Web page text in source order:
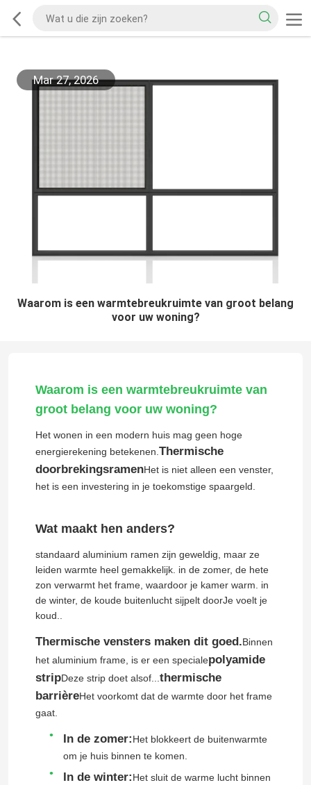
Mar 27, 2026
Waarom is een warmtebreukruimte van groot belang
voor uw woning?
Waarom is een warmtebreukruimte van
groot belang voor uw woning?
Het wonen in een modern huis mag geen hoge
energierekening betekenen.Thermische
doorbrekingsramenHet is niet alleen een venster,
het is een investering in je toekomstige spaargeld.
Wat maakt hen anders?
standaard aluminium ramen zijn geweldig, maar ze
leiden warmte heel gemakkelijk. in de zomer, de hete
zon verwarmt het frame, waardoor je kamer warm. in
de winter, de koude buitenlucht sijpelt doorJe voelt je
koud..
Thermische vensters maken dit goed.Binnen
het aluminium frame, is er een specialepolyamide
stripDeze strip doet alsof...thermische
barrièreHet voorkomt dat de warmte door het frame
gaat.
In de zomer:Het blokkeert de buitenwarmte
om je huis binnen te komen.
In de winter:Het sluit de warme lucht binnen